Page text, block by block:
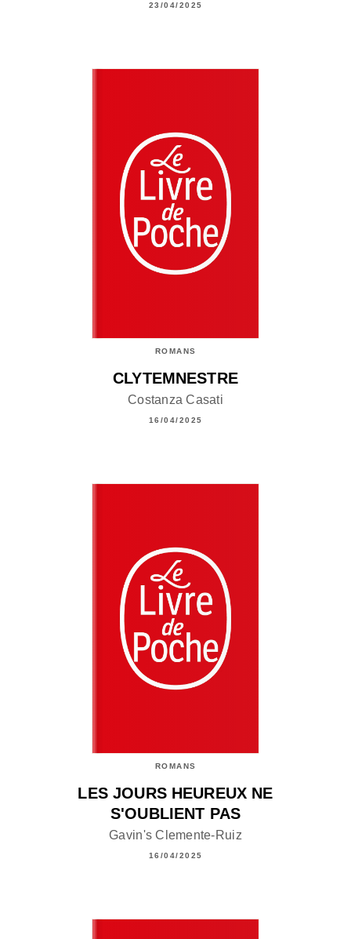
23/04/2025
ROMANS
CLYTEMNESTRE
Costanza Casati
16/04/2025
ROMANS
LES JOURS HEUREUX NE
S'OUBLIENT PAS
Gavin's Clemente-Ruiz
16/04/2025